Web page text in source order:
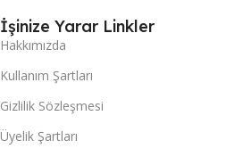
İşinize Yarar Linkler
Hakkımızda
Kullanım Şartları
Gizlilik Sözleşmesi
Üyelik Şartları